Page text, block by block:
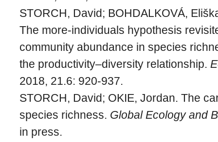
STORCH, David; BOHDALKOVÁ,
The more‐individuals hypothesis
community abundance in species
the productivity–diversity relationship.
2018, 21.6: 920-937.
STORCH, David; OKIE, Jordan. The
species richness. Global Ecology and
in press.